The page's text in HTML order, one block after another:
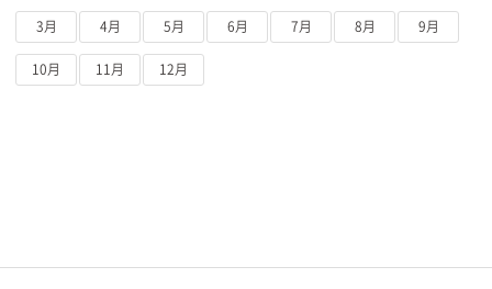
3月 4月 5月 6月 7月 8月 9月
10月 11月 12月